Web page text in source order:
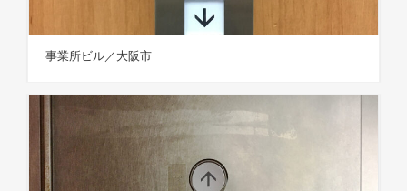
事業所ビル／大阪市